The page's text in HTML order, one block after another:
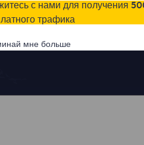
Canada
331,148
с нами для получения
трафика
мне больше